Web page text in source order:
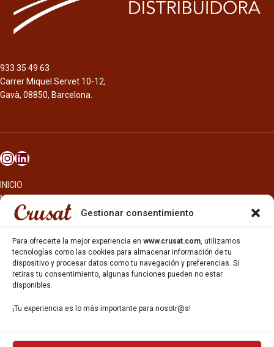
Gestionar consentimiento
Para ofrecerte la mejor experiencia en www.crusat.com, utilizamos
tecnologías como las cookies para almacenar información de tu
dispositivo y procesar datos como tu navegación y preferencias. Si
retiras tu consentimiento, algunas funciones pueden no estar
disponibles.
¡Tu experiencia es lo más importante para nosotr@s!
933 35 49 63
Carrer Miquel Servet 10-12,
Gavà, 08850, Barcelona.
INICIO
NOSOTROS
CERVEZAS
OTROS PRODUCTOS
REPARTO EN BARCELONA
HOSTELERÍA Y PEQUEÑA ALIMENTACIÓN
CARTAS DE CERVEZAS Y VINO
CATAS Y FORMACIONES
SERVICIO TÉCNICO